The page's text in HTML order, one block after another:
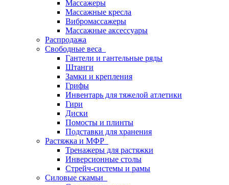
Массажеры
Массажные кресла
Вибромассажеры
Массажные аксессуары
Распродажа
Свободные веса
Гантели и гантельные ряды
Штанги
Замки и крепления
Грифы
Инвентарь для тяжелой атлетики
Гири
Диски
Помосты и плинты
Подставки для хранения
Растяжка и МФР
Тренажеры для растяжки
Инверсионные столы
Стрейч-системы и рамы
Силовые скамьи